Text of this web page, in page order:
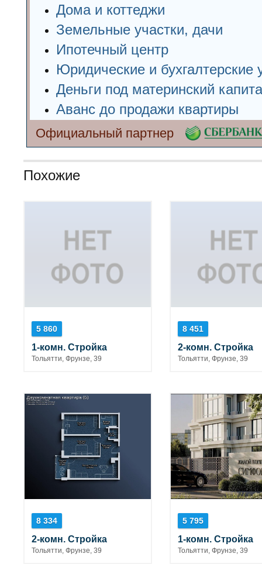
Дома и коттеджи
Земельные участки, дачи
Ипотечный центр
Юридические и бухгалтерские
Деньги под материнский
Аванс до продажи квартиры
Официальный партнер
Похожие
5 860
1-комн. Стройка
Тольятти, Фрунзе, 39
8 451
2-комн. Стройка
Тольятти, Фрунзе, 39
8 334
2-комн. Стройка
Тольятти, Фрунзе, 39
5 795
1-комн. Стройка
Тольятти, Фрунзе, 39